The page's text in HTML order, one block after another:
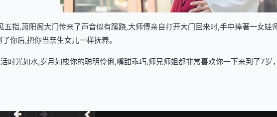
五指,萧阳阁大门传来了声音似有蹊跷,大师傅亲自打开大门回来时,手中捧著一女
你后,把你当亲生女儿一样抚养。
时光如水,岁月如梭你的聪明伶俐,嘴甜乖巧,师兄师姐都非常喜欢你一下来到了7